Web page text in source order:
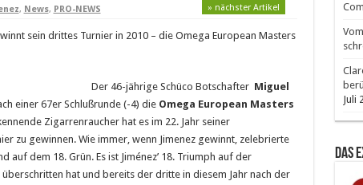
, News, PRO-NEWS » nächster Artikel
sein drittes Turnier in 2010 – die Omega European Masters
Der 46-jährige Schüco Botschafter Miguel
einer 67er Schlußrunde (-4) die Omega European Masters
Zigarrenraucher hat es im 22. Jahr seiner
zu gewinnen. Wie immer, wenn Jimenez gewinnt, zelebrierte
dem 18. Grün. Es ist Jiménez’ 18. Triumph auf der
hat und bereits der dritte in diesem Jahr nach der
Juli
Das